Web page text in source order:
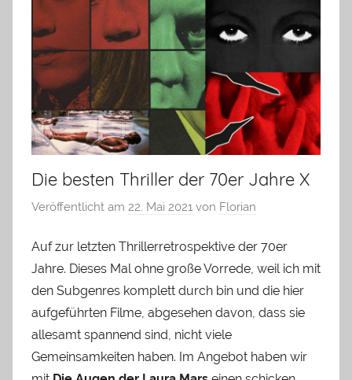
Die besten Thriller der 70er Jahre X
Veröffentlicht am 22. Mai 2021 von Florian
Auf zur letzten Thrillerretrospektive der 70er
Jahre. Dieses Mal ohne große Vorrede, weil ich mit
den Subgenres komplett durch bin und die hier
aufgeführten Filme, abgesehen davon, dass sie
allesamt spannend sind, nicht viele
Gemeinsamkeiten haben. Im Angebot haben wir